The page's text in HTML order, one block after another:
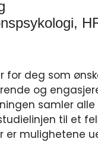
for deg som
og
samler alle
til et
er mulighetene